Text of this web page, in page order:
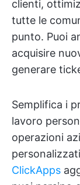
clienti,
tutte le
punto. Puoi
acquisire
generare
Semplifica i
lavoro
operazioni
ClickApps